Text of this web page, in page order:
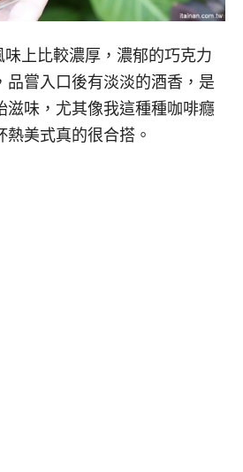
味上比較濃厚，濃郁的巧克力
品嘗入口後有淡淡的酒香，是
滋味，尤其像我這種種咖啡癮
熱美式真的很合搭。